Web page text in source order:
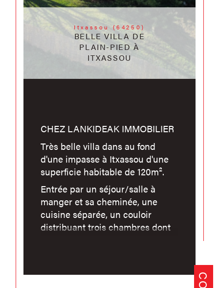
Itxassou (64250)
BELLE VILLA DE
PLAIN-PIED À
ITXASSOU
CHEZ LANKIDEAK IMMOBILIER
Très belle villa dans au fond
d'une impasse à Itxassou d'une
superficie habitable de 120m².
Entrée par un séjour/salle à
manger et sa cheminée, une
cuisine séparée, un couloir
distribuant trois chambres dont